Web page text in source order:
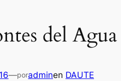
del
—poradminen DAUTE